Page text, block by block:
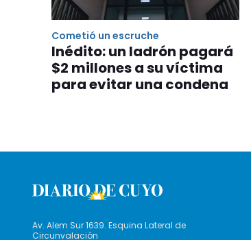
Cometió un escruche
Inédito: un ladrón pagará
$2 millones a su víctima
para evitar una condena
Av. Alem Sur 1639. Esquina Lateral de
Circunvalación